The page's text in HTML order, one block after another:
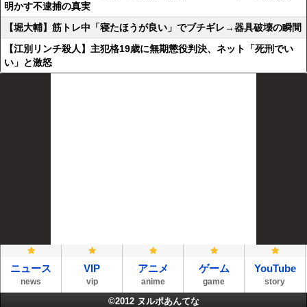
明かす不逮捕の真実
【堀大輔】筋トレ中「寝たほうが良い」でブチギレ→器具破壊の瞬間
【江別リンチ殺人】主犯格19歳に無期懲役判決、ネット「死刑でい
い」と激怒
ニュース
news
VIP
vip
アニメ
anime
ゲーム
game
YouTube
story
©2012 ヌルポあんてな